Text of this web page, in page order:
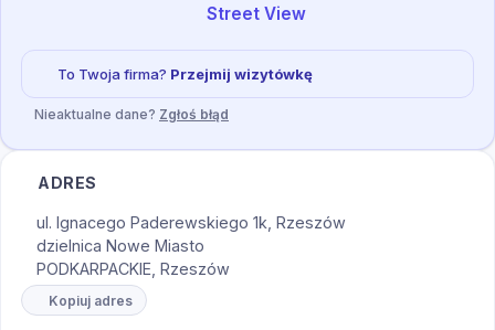
Street View
To Twoja firma? Przejmij wizytówkę
Nieaktualne dane? Zgłoś błąd
ADRES
ul. Ignacego Paderewskiego 1k, Rzeszów
dzielnica Nowe Miasto
PODKARPACKIE, Rzeszów
Kopiuj adres